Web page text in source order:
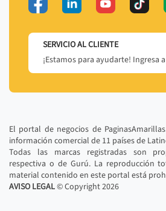
SERVICIO AL CLIENTE
¡Estamos para ayudarte! Ingresa a
El portal de negocios de
información comercial de 11 países de
Todas las marcas registradas son
respectiva o de Gurú. La reproducción
material contenido en este portal está
AVISO LEGAL© Copyright2026